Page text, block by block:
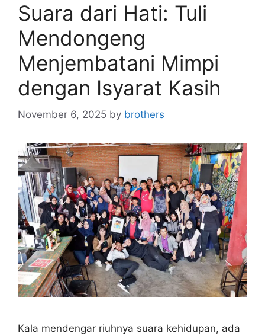
Suara dari Hati: Tuli
Mendongeng
Menjembatani Mimpi
dengan Isyarat Kasih
November 6, 2025 by brothers
Kala mendengar riuhnya suara kehidupan, ada